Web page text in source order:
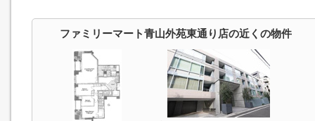
ファミリーマート青山外苑東通り店の近くの物件